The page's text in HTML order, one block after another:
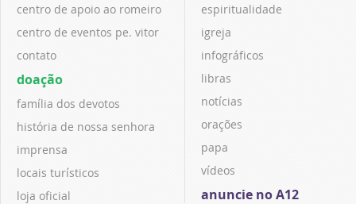
centro de apoio ao romeiro
centro de eventos pe. vitor
contato
doação
família dos devotos
história de nossa senhora
imprensa
locais turísticos
loja oficial
espiritualidade
igreja
infográficos
libras
notícias
orações
papa
vídeos
anuncie no A12